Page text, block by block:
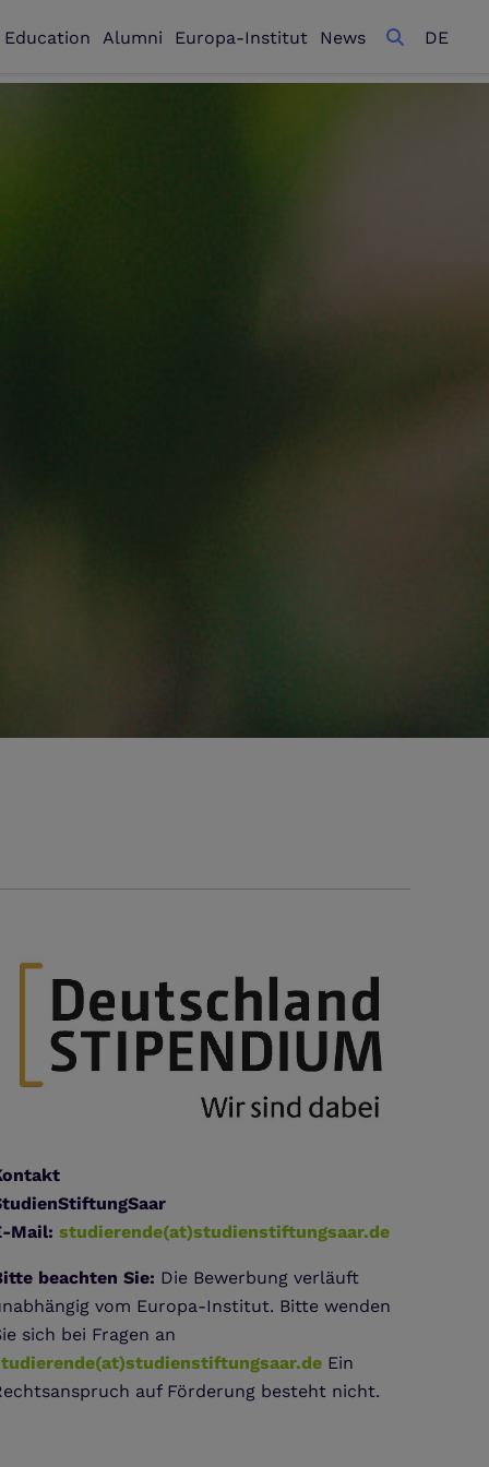
Alumni Europa-Institut News DE
Mail: studierende(at)studienstiftungsaar.de
beachten Sie: Die Bewerbung verläuft
vom Europa-Institut. Bitte wenden
sich bei Fragen an
Ein
auf Förderung besteht nicht.